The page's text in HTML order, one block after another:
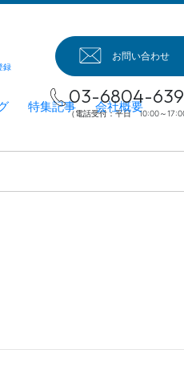
録
特集記事 会社概要
お問い合わせ
03-6804-
（電話受付：平日 10:00～17:00